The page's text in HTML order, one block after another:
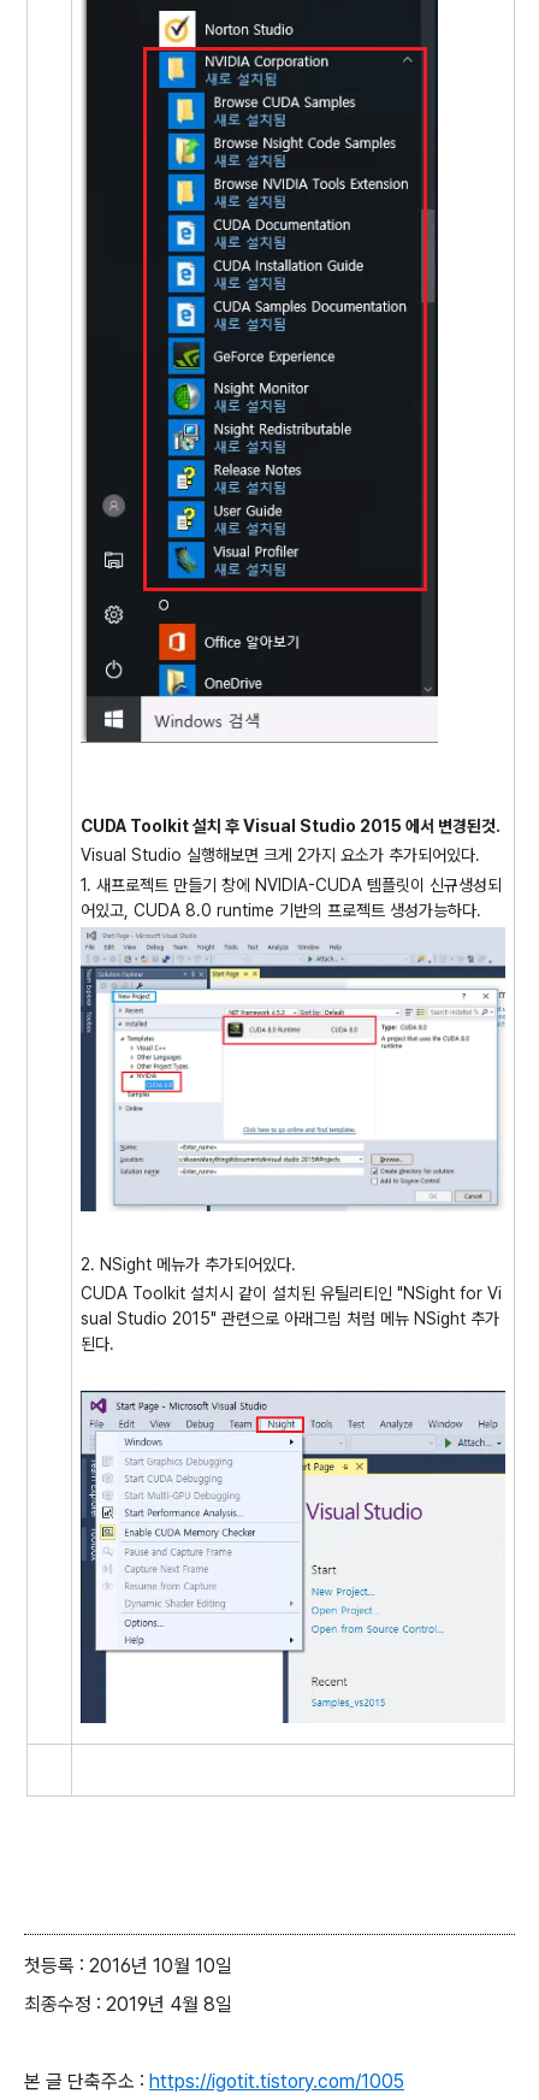
CUDA Toolkit 설치 후 Visual Studio 2015 에서 변경된것.
Visual Studio 실행해보면 크게 2가지 요소가 추가되어있다.
1. 새프로젝트 만들기 창에 NVIDIA-CUDA 템플릿이 신규생성되
어있고, CUDA 8.0 runtime 기반의 프로젝트 생성가능하다.
2. NSight 메뉴가 추가되어있다.
CUDA Toolkit 설치시 같이 설치된 유틸리티인 "NSight for Vi
sual Studio 2015" 관련으로 아래그림 처럼 메뉴 NSight 추가
된다.
첫등록 : 2016년 10월 10일
최종수정 : 2019년 4월 8일
본 글 단축주소 : https://igotit.tistory.com/1005